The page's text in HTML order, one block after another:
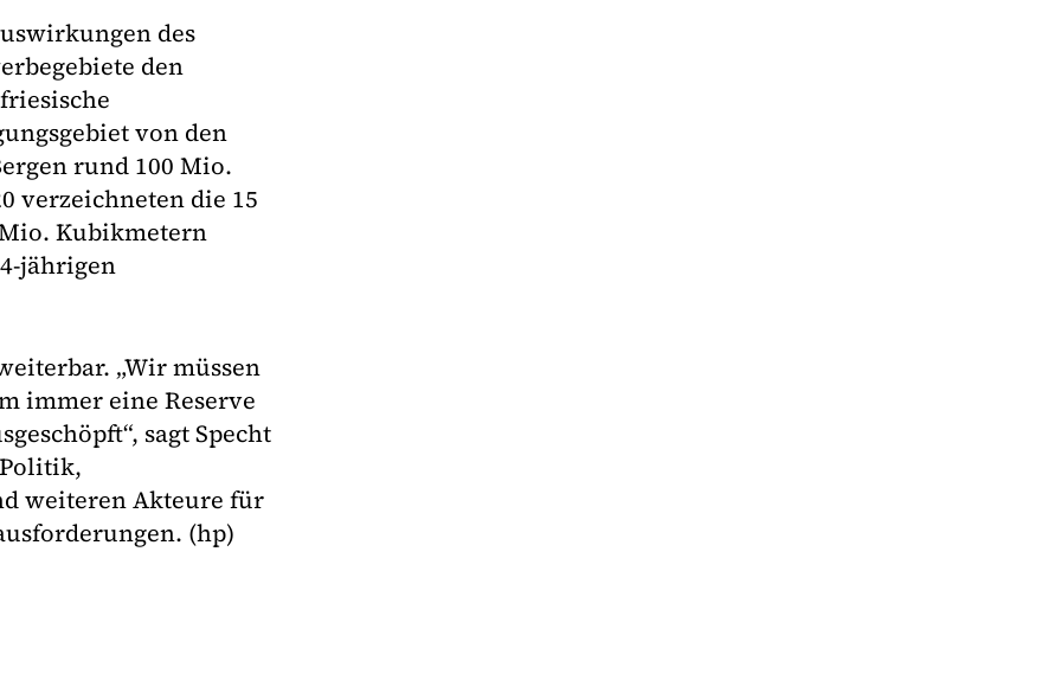
des
den
von den
rund 100 Mio.
verzeichneten die 15
Mio. Kubikmetern
jährigen
„Wir müssen
immer eine Reserve
sagt Specht
weiteren Akteure für
(hp)